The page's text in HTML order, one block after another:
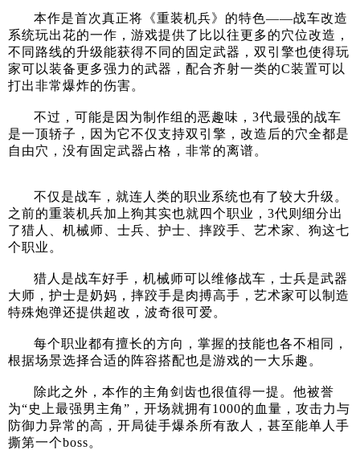
本作是首次真正将《重装机兵》的特色——战车改造
系统玩出花的一作，游戏提供了比以往更多的穴位改造，
不同路线的升级能获得不同的固定武器，双引擎也使得玩
家可以装备更多强力的武器，配合齐射一类的C装置可以
打出非常爆炸的伤害。
不过，可能是因为制作组的恶趣味，3代最强的战车
是一顶轿子，因为它不仅支持双引擎，改造后的穴全都是
自由穴，没有固定武器占格，非常的离谱。
不仅是战车，就连人类的职业系统也有了较大升级。
之前的重装机兵加上狗其实也就四个职业，3代则细分出
了猎人、机械师、士兵、护士、摔跤手、艺术家、狗这七
个职业。
猎人是战车好手，机械师可以维修战车，士兵是武器
大师，护士是奶妈，摔跤手是肉搏高手，艺术家可以制造
特殊炮弹还提供超改，波奇很可爱。
每个职业都有擅长的方向，掌握的技能也各不相同，
根据场景选择合适的阵容搭配也是游戏的一大乐趣。
除此之外，本作的主角剑齿也很值得一提。他被誉
为“史上最强男主角”，开场就拥有1000的血量，攻击力与
防御力异常的高，开局徒手爆杀所有敌人，甚至能单人手
撕第一个boss。